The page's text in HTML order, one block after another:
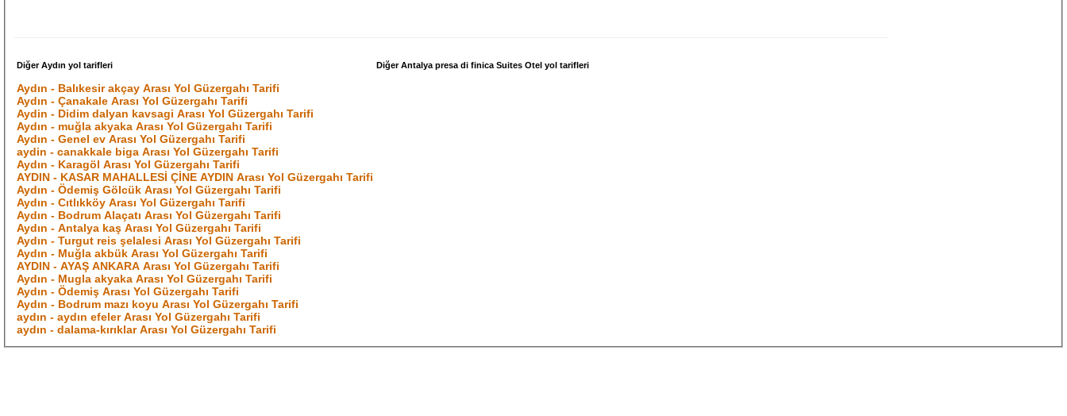
Diğer Aydın yol tarifleri
Aydın - Balıkesir akçay Arası Yol Güzergahı Tarifi
Aydın - Çanakale Arası Yol Güzergahı Tarifi
Aydin - Didim dalyan kavsagi Arası Yol Güzergahı Tarifi
Aydın - muğla akyaka Arası Yol Güzergahı Tarifi
Aydın - Genel ev Arası Yol Güzergahı Tarifi
aydin - canakkale biga Arası Yol Güzergahı Tarifi
Aydın - Karagöl Arası Yol Güzergahı Tarifi
AYDIN - KASAR MAHALLESİ ÇİNE AYDIN Arası Yol Güzergahı Tarifi
Aydın - Ödemiş Gölcük Arası Yol Güzergahı Tarifi
Aydın - Cıtlıkköy Arası Yol Güzergahı Tarifi
Aydın - Bodrum Alaçatı Arası Yol Güzergahı Tarifi
Aydın - Antalya kaş Arası Yol Güzergahı Tarifi
Aydın - Turgut reis şelalesi Arası Yol Güzergahı Tarifi
Aydın - Muğla akbük Arası Yol Güzergahı Tarifi
AYDIN - AYAŞ ANKARA Arası Yol Güzergahı Tarifi
Aydın - Mugla akyaka Arası Yol Güzergahı Tarifi
Aydın - Ödemiş Arası Yol Güzergahı Tarifi
Aydın - Bodrum mazı koyu Arası Yol Güzergahı Tarifi
aydın - aydın efeler Arası Yol Güzergahı Tarifi
aydın - dalama-kırıklar Arası Yol Güzergahı Tarifi
Diğer Antalya presa di finica Suites Otel yol tarifleri